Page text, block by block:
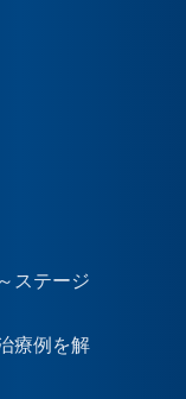
ステージ
療例を解